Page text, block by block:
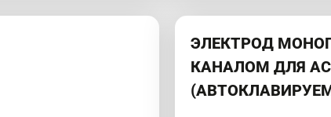
ЭЛЕКТРОД
КАНАЛОМ ДЛЯ